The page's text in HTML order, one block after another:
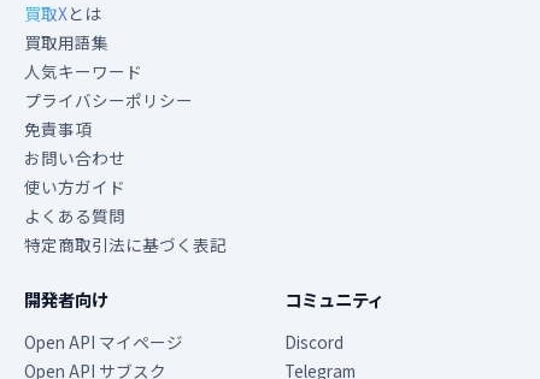
買取Xとは
買取用語集
人気キーワード
プライバシーポリシー
免責事項
お問い合わせ
使い方ガイド
よくある質問
特定商取引法に基づく表記
開発者向け
Open API マイページ
Open API サブスク
コミュニティ
Discord
Telegram